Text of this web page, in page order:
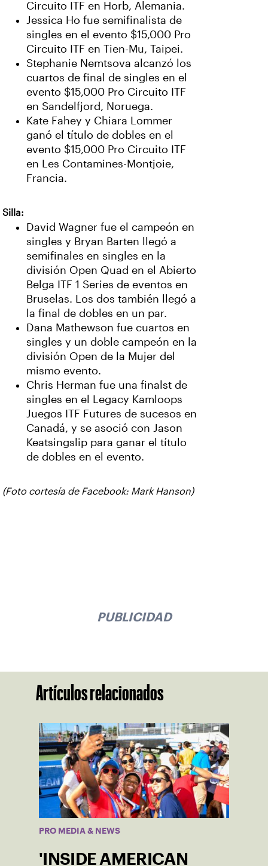
Circuito ITF en Horb, Alemania.
Jessica Ho fue semifinalista de
singles en el evento $15,000 Pro
Circuito ITF en Tien-Mu, Taipei.
Stephanie Nemtsova alcanzó los
cuartos de final de singles en el
evento $15,000 Pro Circuito ITF
en Sandelfjord, Noruega.
Kate Fahey y Chiara Lommer
ganó el título de dobles en el
evento $15,000 Pro Circuito ITF
en Les Contamines-Montjoie,
Francia.
Silla:
David Wagner fue el campeón en
singles y Bryan Barten llegó a
semifinales en singles en la
división Open Quad en el Abierto
Belga ITF 1 Series de eventos en
Bruselas. Los dos también llegó a
la final de dobles en un par.
Dana Mathewson fue cuartos en
singles y un doble campeón en la
división Open de la Mujer del
mismo evento.
Chris Herman fue una finalst de
singles en el Legacy Kamloops
Juegos ITF Futures de sucesos en
Canadá, y se asoció con Jason
Keatsingslip para ganar el título
de dobles en el evento.
(Foto cortesía de Facebook: Mark Hanson)
PUBLICIDAD
Artículos relacionados
PRO MEDIA & NEWS
'INSIDE AMERICAN